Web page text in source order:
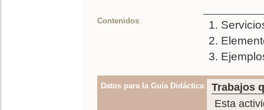
Contenidos:
Datos para la Guía Didáctica:
Trabajos
Esta